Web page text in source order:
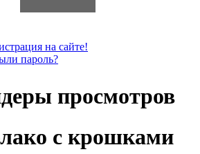
на сайте!
пароль?
просмотров
с крошками